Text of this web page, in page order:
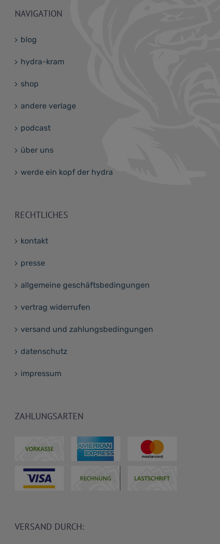
NAVIGATION
blog
hydra-kram
shop
andere verlage
podcast
über uns
werde ein kopf der hydra
RECHTLICHES
kontakt
presse
allgemeine geschäftsbedingungen
vertrag widerrufen
versand und zahlungsbedingungen
datenschutz
impressum
ZAHLUNGSARTEN
VERSAND DURCH: